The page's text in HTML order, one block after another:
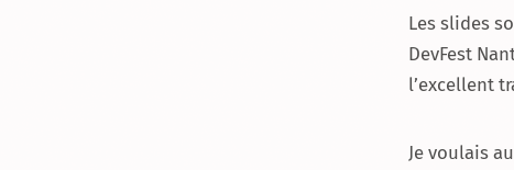
Les slides
DevFest
l’excellent
Je voulais